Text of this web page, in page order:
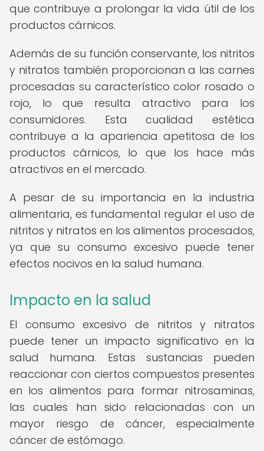
que contribuye a prolongar la vida útil de los
productos cárnicos.
Además de su función conservante, los nitritos
y nitratos también proporcionan a las carnes
procesadas su característico color rosado o
rojo, lo que resulta atractivo para los
consumidores. Esta cualidad estética
contribuye a la apariencia apetitosa de los
productos cárnicos, lo que los hace más
atractivos en el mercado.
A pesar de su importancia en la industria
alimentaria, es fundamental regular el uso de
nitritos y nitratos en los alimentos procesados,
ya que su consumo excesivo puede tener
efectos nocivos en la salud humana.
Impacto en la salud
El consumo excesivo de nitritos y nitratos
puede tener un impacto significativo en la
salud humana. Estas sustancias pueden
reaccionar con ciertos compuestos presentes
en los alimentos para formar nitrosaminas,
las cuales han sido relacionadas con un
mayor riesgo de cáncer, especialmente
cáncer de estómago.